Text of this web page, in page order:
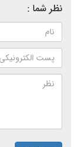
نظر شما :